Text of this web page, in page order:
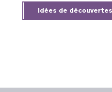
Idées de découvertes